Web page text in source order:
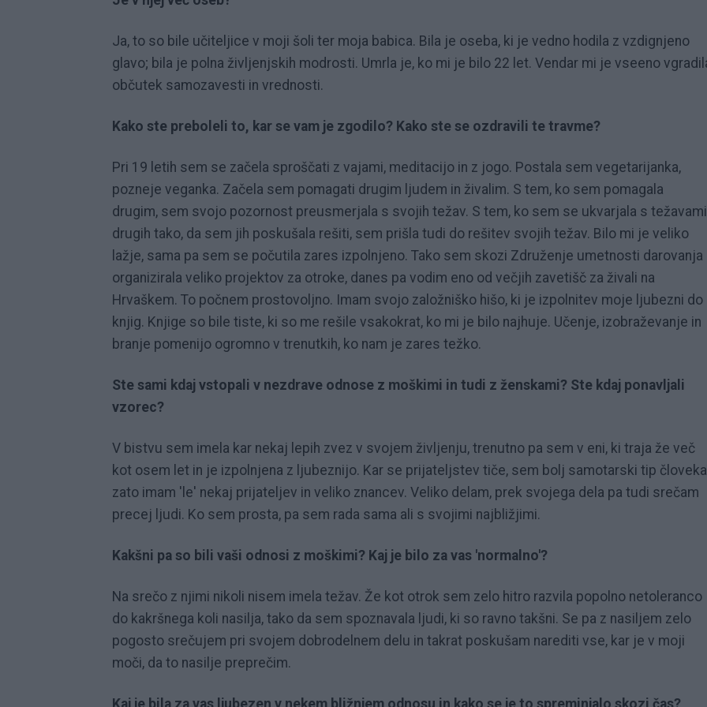
Ja, to so bile učiteljice v moji šoli ter moja babica. Bila je oseba, ki je vedno hodila z vzdignjeno
glavo; bila je polna življenjskih modrosti. Umrla je, ko mi je bilo 22 let. Vendar mi je vseeno
občutek samozavesti in vrednosti.
Kako ste preboleli to, kar se vam je zgodilo? Kako ste se ozdravili te travme?
Pri 19 letih sem se začela sproščati z vajami, meditacijo in z jogo. Postala sem vegetarijanka,
pozneje veganka. Začela sem pomagati drugim ljudem in živalim. S tem, ko sem pomagala
drugim, sem svojo pozornost preusmerjala s svojih težav. S tem, ko sem se ukvarjala s težavami
drugih tako, da sem jih poskušala rešiti, sem prišla tudi do rešitev svojih težav. Bilo mi je veliko
lažje, sama pa sem se počutila zares izpolnjeno. Tako sem skozi Združenje umetnosti darovanja
organizirala veliko projektov za otroke, danes pa vodim eno od večjih zavetišč za živali na
Hrvaškem. To počnem prostovoljno. Imam svojo založniško hišo, ki je izpolnitev moje ljubezni do
knjig. Knjige so bile tiste, ki so me rešile vsakokrat, ko mi je bilo najhuje. Učenje, izobraževanje in
branje pomenijo ogromno v trenutkih, ko nam je zares težko.
Ste sami kdaj vstopali v nezdrave odnose z moškimi in tudi z ženskami? Ste kdaj ponavljali
vzorec?
V bistvu sem imela kar nekaj lepih zvez v svojem življenju, trenutno pa sem v eni, ki traja že več
kot osem let in je izpolnjena z ljubeznijo. Kar se prijateljstev tiče, sem bolj samotarski tip
zato imam 'le' nekaj prijateljev in veliko znancev. Veliko delam, prek svojega dela pa tudi srečam
precej ljudi. Ko sem prosta, pa sem rada sama ali s svojimi najbližjimi.
Kakšni pa so bili vaši odnosi z moškimi? Kaj je bilo za vas 'normalno'?
Na srečo z njimi nikoli nisem imela težav. Že kot otrok sem zelo hitro razvila popolno netoleranco
do kakršnega koli nasilja, tako da sem spoznavala ljudi, ki so ravno takšni. Se pa z nasiljem zelo
pogosto srečujem pri svojem dobrodelnem delu in takrat poskušam narediti vse, kar je v moji
moči, da to nasilje preprečim.
Kaj je bila za vas ljubezen v nekem bližnjem odnosu in kako se je to spreminjalo skozi čas?